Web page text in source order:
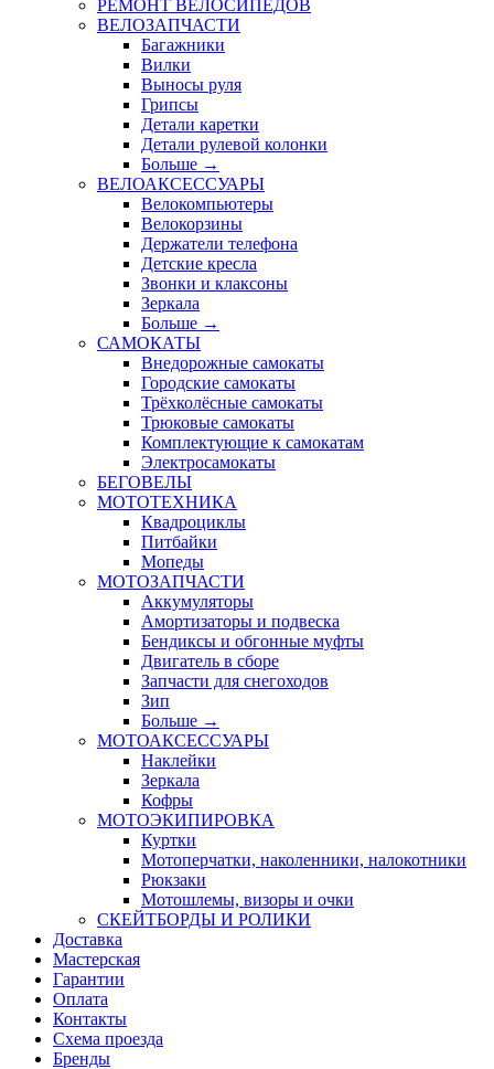
РЕМОНТ ВЕЛОСИПЕДОВ
ВЕЛОЗАПЧАСТИ
Багажники
Вилки
Выносы руля
Грипсы
Детали каретки
Детали рулевой колонки
Больше →
ВЕЛОАКСЕССУАРЫ
Велокомпьютеры
Велокорзины
Держатели телефона
Детские кресла
Звонки и клаксоны
Зеркала
Больше →
САМОКАТЫ
Внедорожные самокаты
Городские самокаты
Трёхколёсные самокаты
Трюковые самокаты
Комплектующие к самокатам
Электросамокаты
БЕГОВЕЛЫ
МОТОТЕХНИКА
Квадроциклы
Питбайки
Мопеды
МОТОЗАПЧАСТИ
Аккумуляторы
Амортизаторы и подвеска
Бендиксы и обгонные муфты
Двигатель в сборе
Запчасти для снегоходов
Зип
Больше →
МОТОАКСЕССУАРЫ
Наклейки
Зеркала
Кофры
МОТОЭКИПИРОВКА
Куртки
Мотоперчатки, наколенники, налокотники
Рюкзаки
Мотошлемы, визоры и очки
СКЕЙТБОРДЫ И РОЛИКИ
Доставка
Мастерская
Гарантии
Оплата
Контакты
Схема проезда
Бренды